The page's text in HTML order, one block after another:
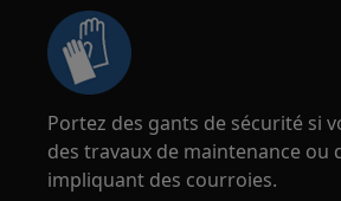
Portez des gants de sécurité si
des travaux de maintenance ou
impliquant des courroies.